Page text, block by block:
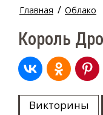
Главная / Облако
Король
Викторины